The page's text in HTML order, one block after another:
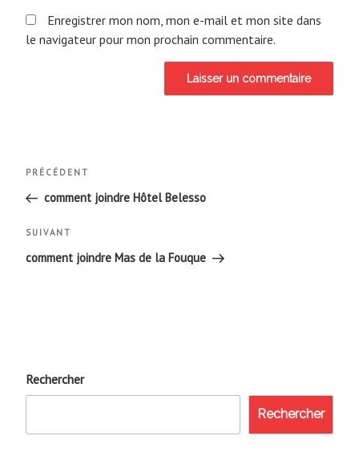
Enregistrer mon nom, mon e-mail et mon site dans
le navigateur pour mon prochain commentaire.
Navigation
de
l’article
Article
précédent
PRÉCÉDENT
comment joindre Hôtel Belesso
Article
suivant
SUIVANT
comment joindre Mas de la Fouque
Rechercher
Rechercher